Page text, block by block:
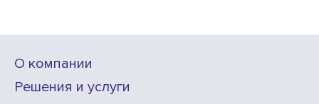
О компании
Решения и услуги